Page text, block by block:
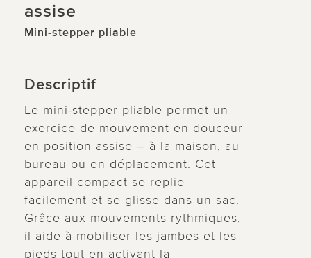
assise
Mini-stepper pliable
Descriptif
Le mini-stepper pliable permet un
exercice de mouvement en douceur
en position assise – à la maison, au
bureau ou en déplacement. Cet
appareil compact se replie
facilement et se glisse dans un sac.
Grâce aux mouvements rythmiques,
il aide à mobiliser les jambes et les
pieds tout en activant la